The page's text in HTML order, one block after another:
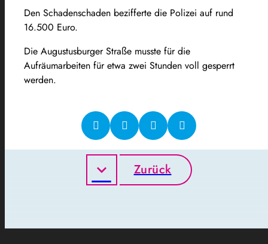
Den Schadenschaden bezifferte die Polizei auf rund
16.500 Euro.
Die Augustusburger Straße musste für die
Aufräumarbeiten für etwa zwei Stunden voll gesperrt
werden.
Zurück